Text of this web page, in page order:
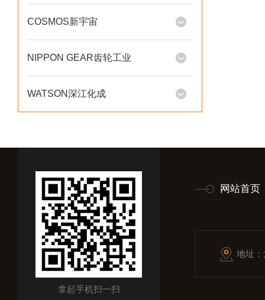
COSMOS新宇宙
NIPPON GEAR齿轮工业
WATSON深江化成
拿起手机扫一扫
网站首页
地址